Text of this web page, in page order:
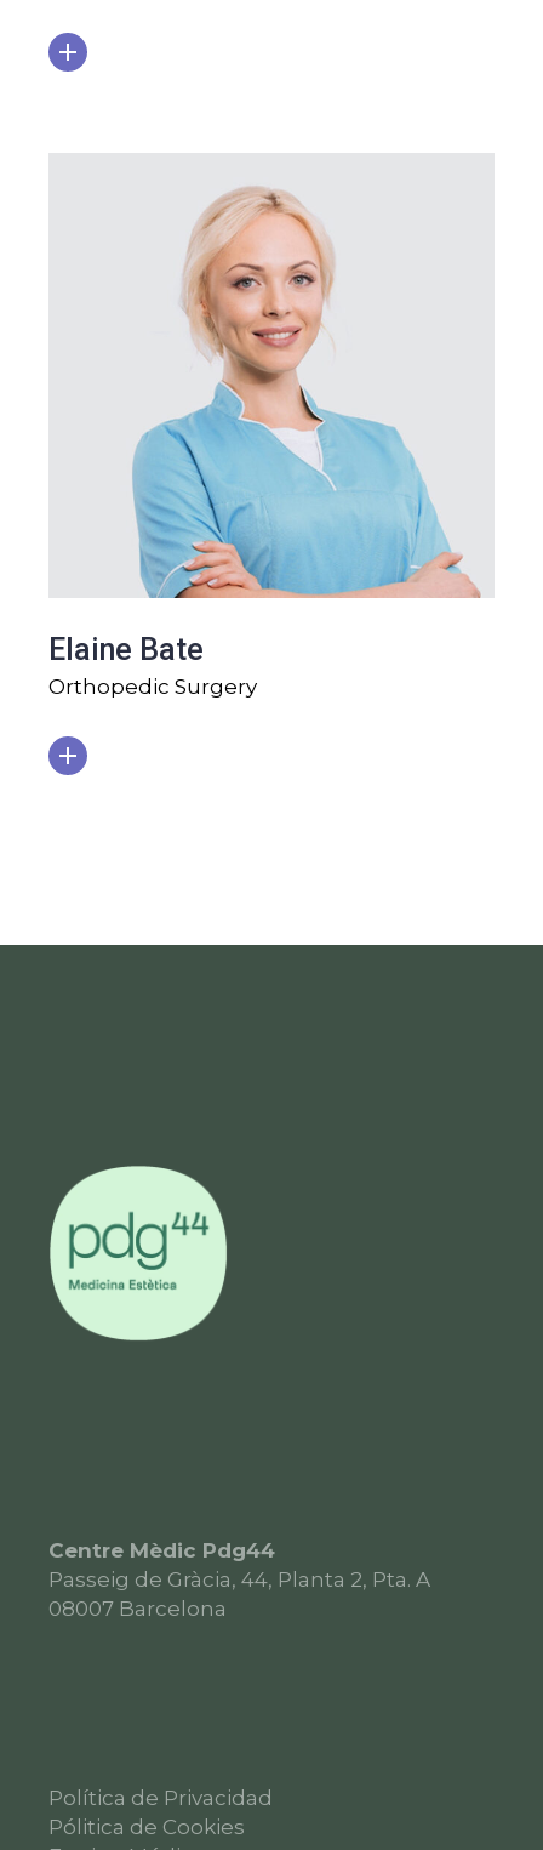
Elaine Bate
Orthopedic Surgery
Centre Mèdic Pdg44
Passeig de Gràcia, 44, Planta 2, Pta. A
08007 Barcelona
Política de Privacidad
Pólitica de Cookies